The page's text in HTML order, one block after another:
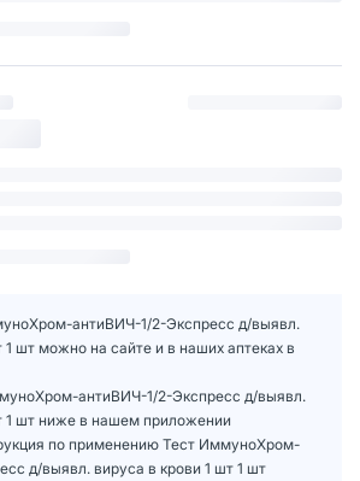
антиВИЧ-1/2-Экспресс д/выявл.
1 шт можно на сайте и в наших аптеках в
антиВИЧ-1/2-Экспресс д/выявл.
1 шт ниже в нашем приложении
по применению Тест ИммуноХром-
д/выявл. вируса в крови 1 шт 1 шт